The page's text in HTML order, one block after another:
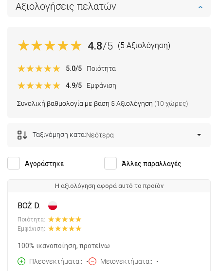
Αξιολογήσεις πελατών
4.8/5 (5 Αξιολόγηση)
Συνολική βαθμολογία με βάση 5 Αξιολόγηση (10 χώρες)
5.0/5 Ποιότητα
4.9/5 Εμφάνιση
Αγοράστηκε Άλλες παραλλαγές
Ταξινόμηση κατά:Νεότερα
Η αξιολόγηση αφορά αυτό το προϊόν
BOŻ D.
Ποιότητα:
Εμφάνιση:
100% ικανοποίηση, προτείνω
Πλεονεκτήματα:
- Μειονεκτήματα: -